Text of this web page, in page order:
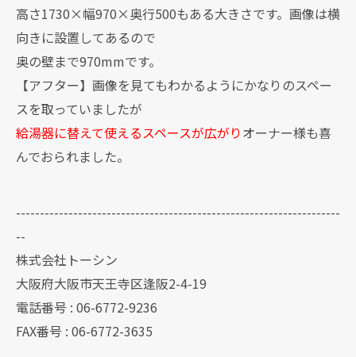
高さ1730×幅970×奥行500もある大きさです。画像は横
向きに設置してあるので
奥の壁まで970mmです。
【アフター】画像を見てもわかるようにかなりのスペー
スを取っていましたが
給湯器に替えて使えるスペースが広がりオーナー様も喜
んでおられました。
--------------------------------------------------------------------
--
株式会社トーシン
大阪府大阪市天王寺区逢阪2-4-19
電話番号 : 06-6772-9236
FAX番号 : 06-6772-3635